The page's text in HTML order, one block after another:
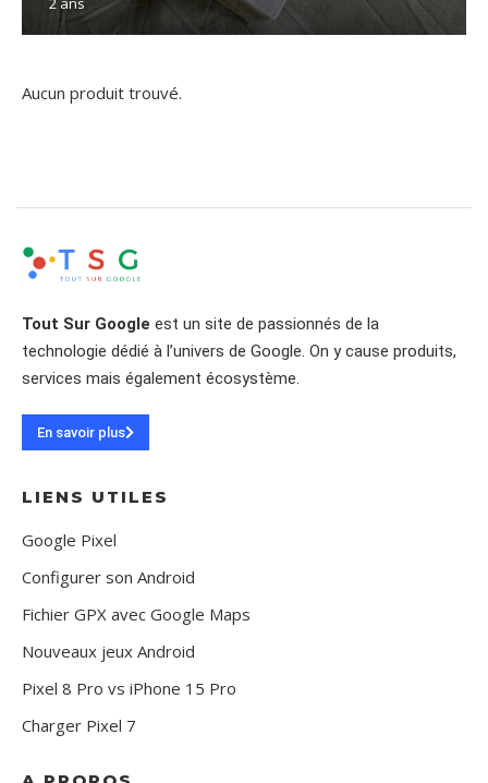
Aucun produit trouvé.
Tout Sur Google est un site de passionnés de la
technologie dédié à l’univers de Google. On y cause produits,
services mais également écosystème.
En savoir plus
LIENS UTILES
Google Pixel
Configurer son Android
Fichier GPX avec Google Maps
Nouveaux jeux Android
Pixel 8 Pro vs iPhone 15 Pro
Charger Pixel 7